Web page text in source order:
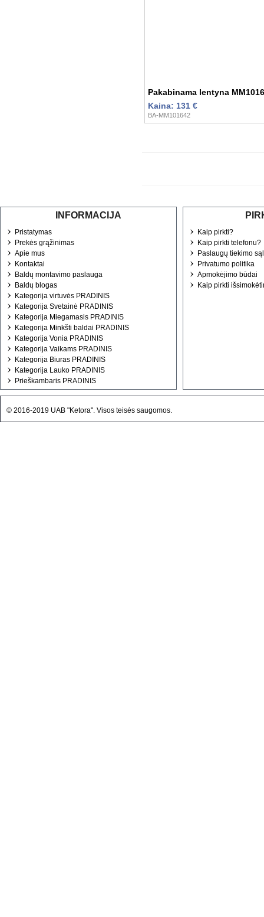
Pakabinama lentyna
Kaina: 131 €
BA-MM101642
INFORMACIJA
Pristatymas
Prekės grąžinimas
Apie mus
Kontaktai
Baldų montavimo paslauga
Baldų blogas
Kategorija virtuvės PRADINIS
Kategorija Svetainė PRADINIS
Kategorija Miegamasis PRADINIS
Kategorija Minkšti baldai PRADINIS
Kategorija Vonia PRADINIS
Kategorija Vaikams PRADINIS
Kategorija Biuras PRADINIS
Kategorija Lauko PRADINIS
Prieškambaris PRADINIS
Kaip pirkti?
Kaip pirkti telefonu?
Paslaugų tiekimo
Privatumo politika
Apmokėjimo būdai
Kaip pirkti
© 2016-2019 UAB "Ketora". Visos teisės saugomos.